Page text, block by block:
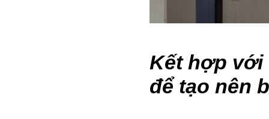
Kết hợp với
để tạo nên